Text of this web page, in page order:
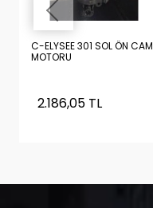
C-ELYSEE 301 SOL ÖN CAM
MOTORU
2.186,05 TL